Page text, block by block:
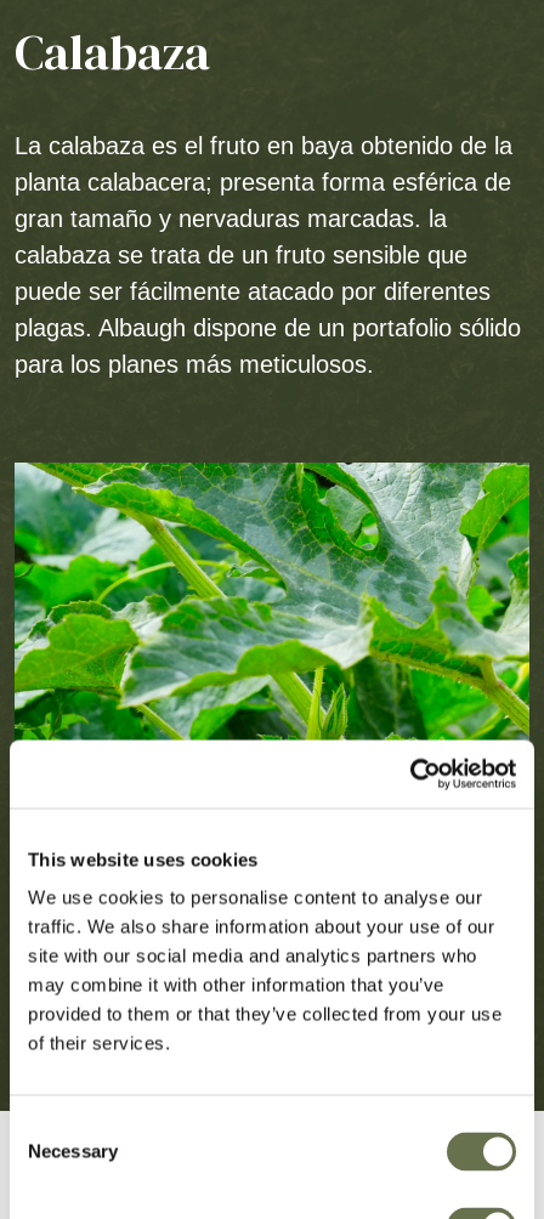
This website uses cookies
We use cookies to personalise content to analyse our
traffic. We also share information about your use of our
site with our social media and analytics partners who
may combine it with other information that you’ve
provided to them or that they’ve collected from your use
of their services.
Selection
Necessary
Calabaza
La calabaza es el fruto en baya obtenido de la
planta calabacera; presenta forma esférica de
gran tamaño y nervaduras marcadas. la
calabaza se trata de un fruto sensible que
puede ser fácilmente atacado por diferentes
plagas. Albaugh dispone de un portafolio sólido
para los planes más meticulosos.